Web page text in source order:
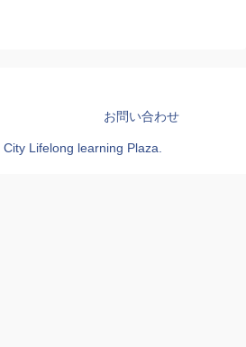
お問い合わせ
Lifelong learning Plaza.